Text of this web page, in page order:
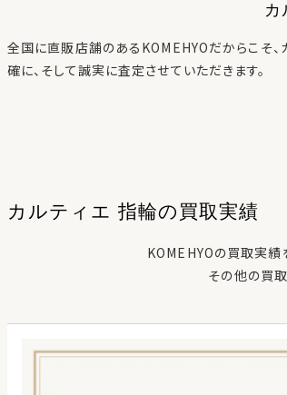
カ
全国に直販店舗のあるKOMEHYOだからこそ、
確に、そして誠実に査定させていただきます。
カルティエ 指輪の 買取実績
KOMEHYOの買取実績
その他の買